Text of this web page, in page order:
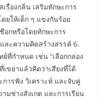
รื่องกลิ่น เสริมทักษะการ
ยให้เด็ก ๆ แข่งกันร้อย
อกหรือโดยทักษะการ
ละความคิดสร้างสรรค์ 6.
ที่กำหนด เช่น “เลือกกล่อง
เขย่าแล้วคิดว่าเสียงที่ได้
ารฟัง วิเคราะห์ และจับคู่
มช่างสังเกต และการเรียน